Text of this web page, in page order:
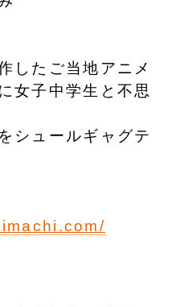
したご当地アニメ
女子中学生と不思
シュールギャグテ